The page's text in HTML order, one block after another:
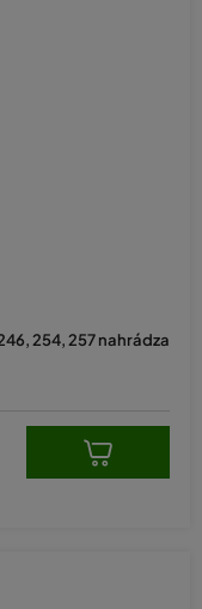
254, 257 nahrádza